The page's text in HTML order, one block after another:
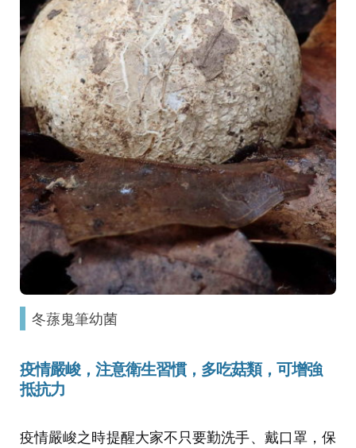
冬蓀鬼筆幼菌
疫情嚴峻，注意衛生習慣，多吃菇類，可增強
抵抗力
疫情嚴峻之時提醒大家不只要勤洗手、戴口罩，保